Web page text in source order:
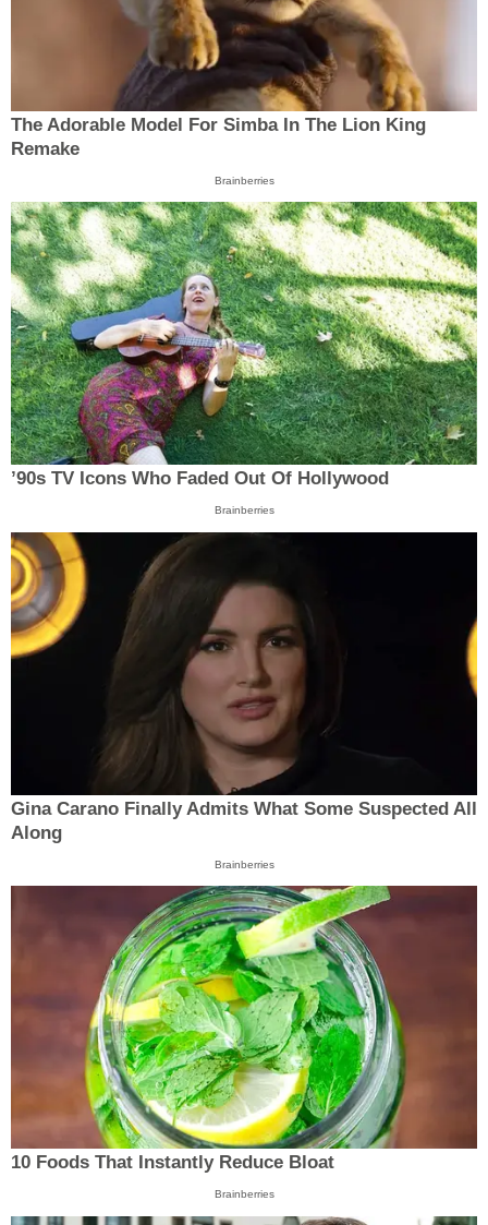
The Adorable Model For Simba In The Lion King
Remake
Brainberries
’90s TV Icons Who Faded Out Of Hollywood
Brainberries
Gina Carano Finally Admits What Some Suspected All
Along
Brainberries
10 Foods That Instantly Reduce Bloat
Brainberries